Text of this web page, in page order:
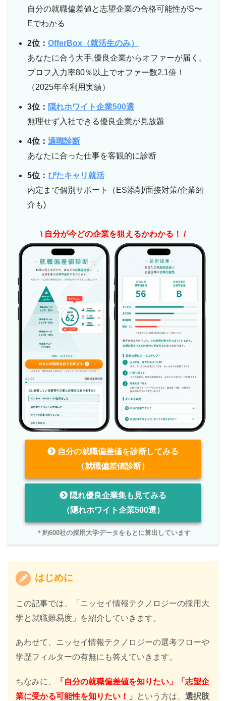
自分の就職偏差値と志望企業の合格可能性がS〜
Eでわかる
2位： OfferBox（就活生のみ）
あなたに合う大手,優良企業からオファーが届く。
プロフ入力率80％以上でオファー数2.1倍！
（2025年卒利用実績）
3位： 隠れホワイト企業500選
無理せず入社できる優良企業が見放題
4位： 適職診断
あなたに合った仕事を客観的に診断
5位： ぴたキャリ就活
内定まで個別サポート（ES添削/面接対策/企業紹
介も)
\ 自分が今どの企業を狙えるかわかる！ /
自分の就職偏差値を診断してみる
（就職偏差値診断）
隠れ優良企業集も見てみる
（隠れホワイト企業500選）
＊約600社の採用大学データをもとに算出しています
はじめに
この記事では、「ニッセイ情報テクノロジーの採用大
学と就職難易度」を紹介していきます。
あわせて、ニッセイ情報テクノロジーの選考フローや
学歴フィルターの有無にも答えていきます。
ちなみに、
「自分の就職偏差値を知りたい」「志望企
業に受かる可能性を知りたい！」 という方は、 選択肢